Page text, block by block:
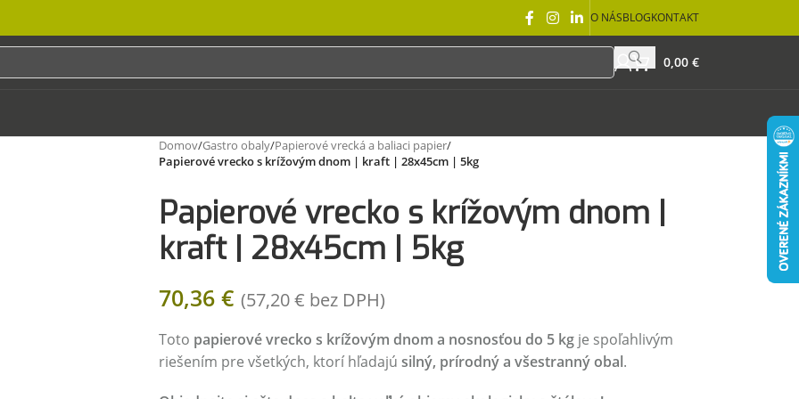
O NÁSBLOGKONTAKT
0,00 €
Domov/Gastro obaly/Papierové vrecká a baliaci papier/
Papierové vrecko s krížovým dnom | kraft | 28x45cm | 5kg
Papierové vrecko s krížovým dnom |
kraft | 28x45cm | 5kg
70,36 € (57,20€ bez DPH)
Toto papierové vrecko s krížovým dnom a nosnosťou do 5 kgje spoľahlivým
riešením pre všetkých, ktorí hľadajú silný, prírodný a všestranný obal.